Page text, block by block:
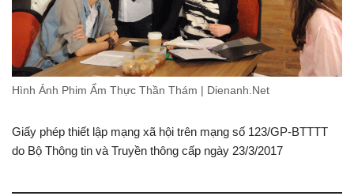
Hình Ảnh Phim Ẩm Thực Thần Thám | Dienanh.Net
Giấy phép thiết lập mạng xã hội trên mạng số 123/GP-BTTTT
do Bộ Thông tin và Truyền thông cấp ngày 23/3/2017